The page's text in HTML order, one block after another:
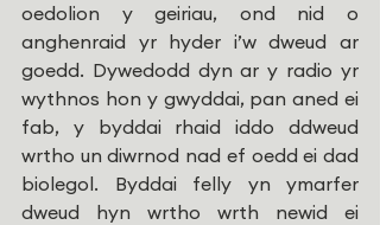
oedolion y geiriau, ond nid o
anghenraid yr hyder i’w dweud ar
goedd. Dywedodd dyn ar y radio yr
wythnos hon y gwyddai, pan aned ei
fab, y byddai rhaid iddo ddweud
wrtho un diwrnod nad ef oedd ei dad
biolegol. Byddai felly yn ymarfer
dweud hyn wrtho wrth newid ei